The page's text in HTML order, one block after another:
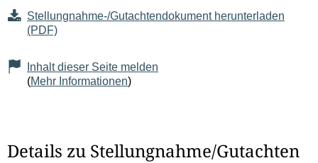
Stellungnahme-/Gutachtendokument herunterladen
(PDF)
Inhalt dieser Seite melden
(Mehr Informationen)
Details zu Stellungnahme/Gutachten